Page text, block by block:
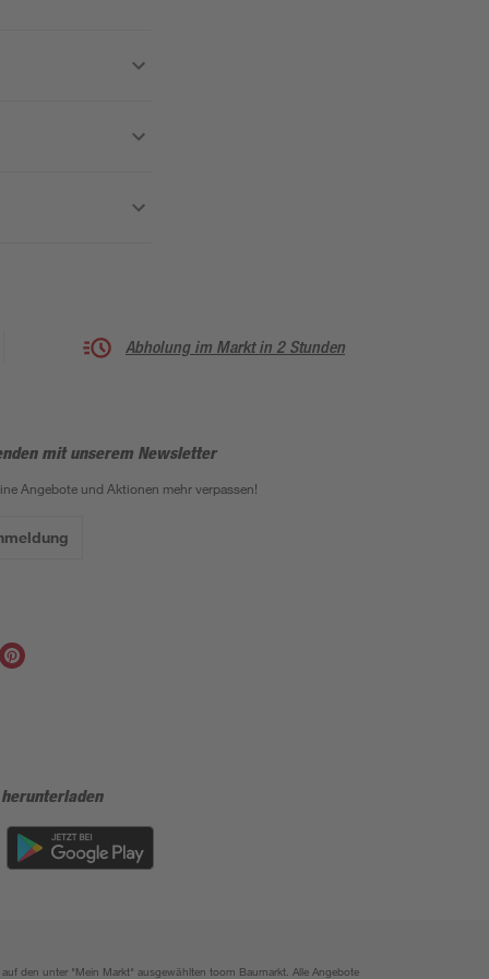
Abholung im Markt in 2 Stunden
mit unserem Newsletter
Angebote und Aktionen mehr verpassen!
den unter "Mein Markt" ausgewählten toom Baumarkt. Alle Angebote